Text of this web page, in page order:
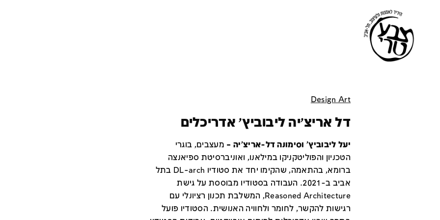
Design Art
דל אריצ׳יה ליבוביץ׳ אדריכלים
יעל ליבוביץ' וסימונה דל-אריצ'יה – מעצבים, בוגרי
הטכניון והפוליטקניקו במילאנו, ואוניברסיטת ספיאנצה
ברומא, בהתאמה, שהקימו יחד את סטודיו DL-arch בתל
אביב ב-2021. העבודה בסטודיו מבוססת על גישת
Reasoned Architecture, המשלבת תכנון רציונלי עם
רגישות להקשר, לחומר ולחוויה האנושית. הסטודיו פועל